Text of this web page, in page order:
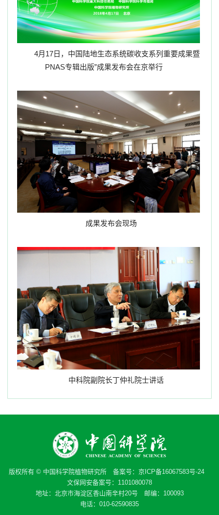
4月 17日，中国陆地生态系统碳收支系列重要成果暨
PNAS专辑出版”成果发布会在京举行
成果发布会现场
中科院副院长丁仲礼院士讲话
版权所有 © 中国科学院植物研究所 备案号： 京ICP备16067583号-24
文保网安备案号：1101080078
地址：北京市海淀区香山南辛村20号 邮编：100093
电话：010-62590835